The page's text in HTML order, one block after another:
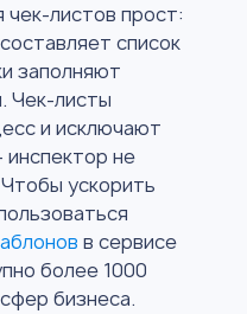
чек-листов прост:
список
заполняют
Чек-листы
и исключают
не
ускорить
в сервисе
более 1000
бизнеса.